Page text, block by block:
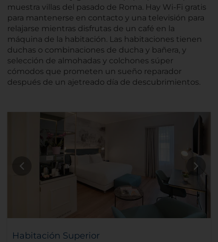
muestra villas del pasado de Roma. Hay Wi-Fi gratis
para mantenerse en contacto y una televisión para
relajarse mientras disfrutas de un café en la
máquina de la habitación. Las habitaciones tienen
duchas o combinaciones de ducha y bañera, y
selección de almohadas y colchones súper
cómodos que prometen un sueño reparador
después de un ajetreado día de descubrimientos.
Habitación Superior